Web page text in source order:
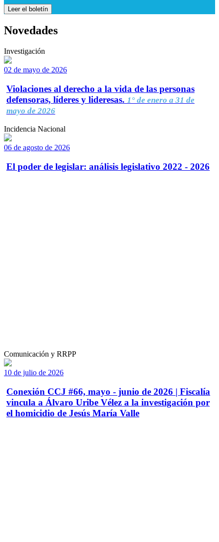
Leer el boletín
Novedades
Investigación
02 de mayo de 2026
Violaciones al derecho a la vida de las personas
defensoras, líderes y lideresas. 1° de enero a 31 de
mayo de 2026
Incidencia Nacional
06 de agosto de 2026
El poder de legislar: análisis legislativo 2022 - 2026
Comunicación y RRPP
10 de julio de 2026
Conexión CCJ #66, mayo - junio de 2026 | Fiscalía
vincula a Álvaro Uribe Vélez a la investigación por
el homicidio de Jesús María Valle